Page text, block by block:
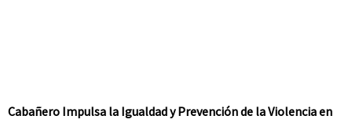
Cabañero Impulsa la Igualdad y Prevención de la Violencia en